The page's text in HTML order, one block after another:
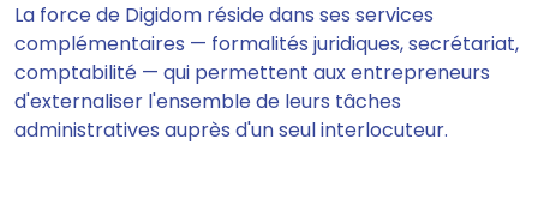
La force de Digidom réside dans ses services
complémentaires — formalités juridiques, secrétariat,
comptabilité — qui permettent aux entrepreneurs
d'externaliser l'ensemble de leurs tâches
administratives auprès d'un seul interlocuteur.